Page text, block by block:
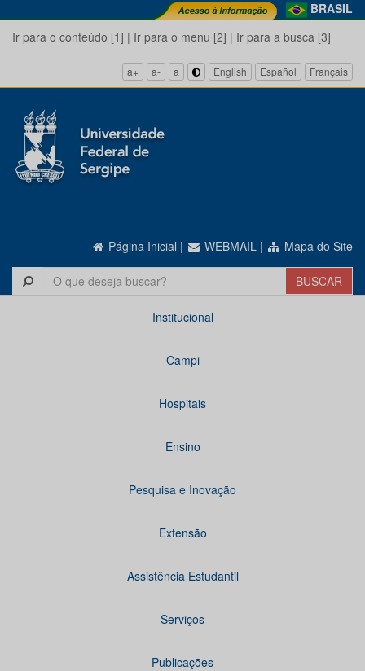
BRASIL
Ir para o conteúdo [1] | Ir para o menu [2] | Ir para a busca [3]
a+ a- a English Español Français
Página Inicial | WEBMAIL | Mapa do Site
Institucional
Campi
Hospitais
Ensino
Pesquisa e Inovação
Extensão
Assistência Estudantil
Serviços
Publicações